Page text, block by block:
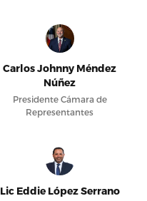
Carlos Johnny Méndez
Núñez
Presidente Cámara de
Representantes
Lic Eddie López Serrano